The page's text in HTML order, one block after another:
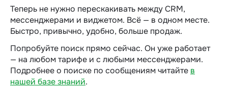
Теперь не нужно перескакивать между CRM,
мессенджерами и виджетом. Всё — в одном месте.
Быстро, привычно, удобно, больше продаж.
Попробуйте поиск прямо сейчас. Он уже работает
— на любом тарифе и с любыми мессенджерами.
Подробнее о поиске по сообщениям читайте в
нашей базе знаний.